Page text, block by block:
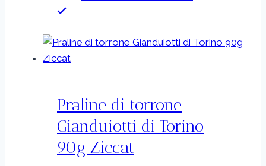
Praline di torrone
Gianduiotti di Torino
90g Ziccat